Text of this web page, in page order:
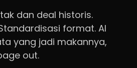
dan deal historis.
format. AI
yang jadi makannya,
out.